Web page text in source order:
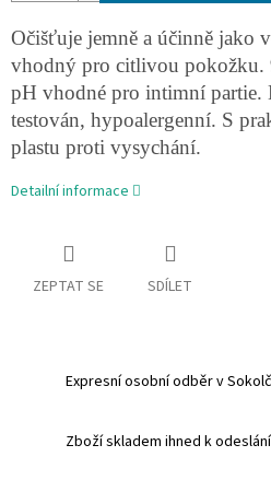
Očišťuje jemně a účinně jako
vhodný pro citlivou pokožku.
pH vhodné pro intimní partie.
testován, hypoalergenní. S
plastu proti vysychání.
Detailní informace
ZEPTAT SE SDÍLET
Expresní osobní odběr v
Zboží skladem ihned k odeslání